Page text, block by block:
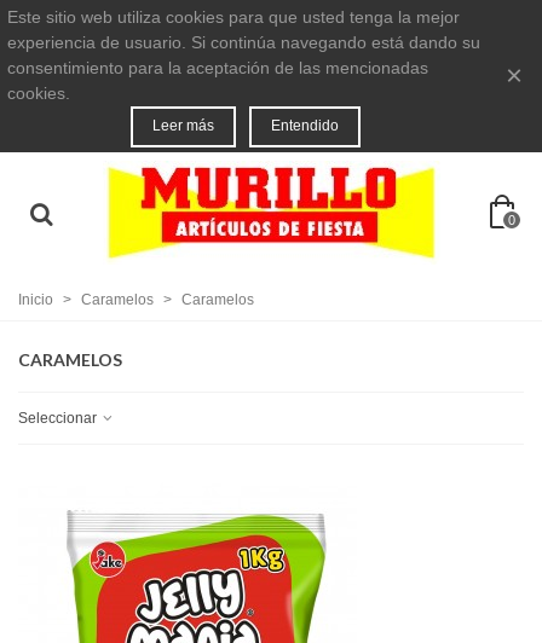
Este sitio web utiliza cookies para que usted tenga la mejor
experiencia de usuario. Si continúa navegando está dando su
consentimiento para la aceptación de las mencionadas
cookies.
Leer más Entendido
×
0
Inicio > Caramelos > Caramelos
CARAMELOS
Seleccionar